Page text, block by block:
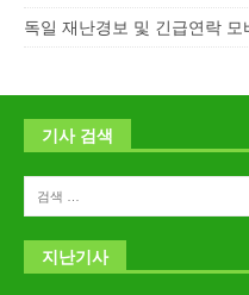
독일 재난경보 및 긴급연락 모
기사 검색
지난기사